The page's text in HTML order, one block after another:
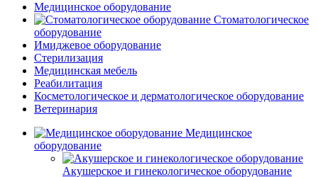
Медицинское оборудование
Стоматологическое
оборудование
Имиджевое оборудование
Стерилизация
Медицинская мебель
Реабилитация
Косметологическое и дерматологическое оборудование
Ветеринария
Медицинское
оборудование
Акушерское и гинекологическое оборудование